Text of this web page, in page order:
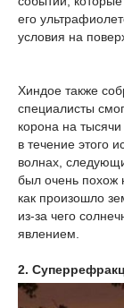
его
условия на
Хиндое также
специалисты
корона на
в течение этого
волнах,
был очень похож
как произошло
из-за чего
явлением.
2.